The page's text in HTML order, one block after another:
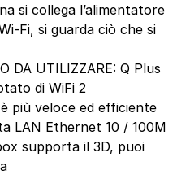
si collega l’alimentatore
Fi, si guarda ciò che si
DA UTILIZZARE: Q Plus
di WiFi 2
più veloce ed efficiente
LAN Ethernet 10 / 100M
supporta il 3D, puoi